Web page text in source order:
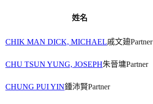
姓名
CHIK MAN DICK, MICHAEL戚文廸Partner
CHU TSUN YUNG, JOSEPH朱晉墉Partner
CHUNG PUI YIN鍾沛賢Partner